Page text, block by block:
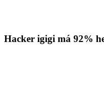
Hacker igigi má 92%